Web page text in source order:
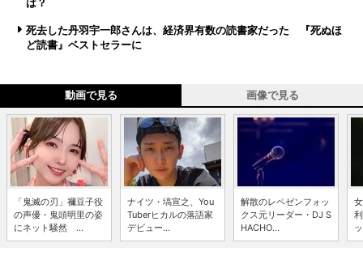
死去した丹羽宇一郎さんは、経済界有数の読書家だった 『死ぬほ
ど読書』ベストセラーに
動画で見る 画像で見る
「鬼滅の刃」禰豆子役
の声優・鬼頭明里の姿
にネット騒然 ...
ナイツ・塙宣之、You
Tuberヒカルの落語家
デビュー...
解散のレペゼンフォッ
クス元リーダー・DJ S
HACHO...